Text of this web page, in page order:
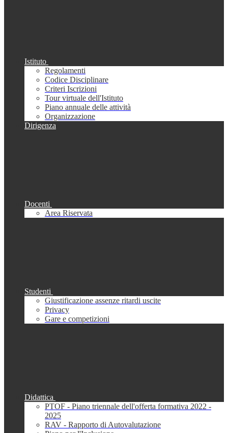
Istituto
Regolamenti
Codice Disciplinare
Criteri Iscrizioni
Tour virtuale dell'Istituto
Piano annuale delle attività
Organizzazione
Dirigenza
Docenti
Area Riservata
Studenti
Giustificazione assenze ritardi uscite
Privacy
Gare e competizioni
Didattica
PTOF - Piano triennale dell'offerta formativa 2022 -
2025
RAV - Rapporto di Autovalutazione